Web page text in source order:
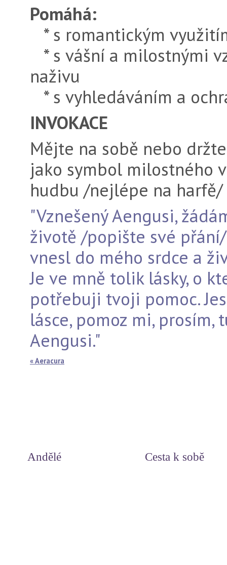
Pomáhá:
* s romantickým
* s vášní a milostnými
naživu
* s vyhledáváním a
INVOKACE
Mějte na sobě nebo
jako symbol milostného
hudbu /nejlépe na
"Vznešený Aengusi,
životě /popište své
vnesl do mého srdce a
Je ve mně tolik lásky, o
potřebuji tvoji pomoc.
lásce, pomoz mi,
Aengusi."
« Aeracura
Andělé Cesta k sobě